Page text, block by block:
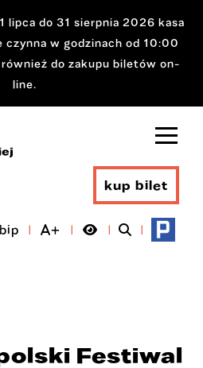
lipca do 31 sierpnia 2026 kasa
czynna w godzinach od 10:00
do zakupu biletów on-
line.
kup bilet
bip
Festiwal